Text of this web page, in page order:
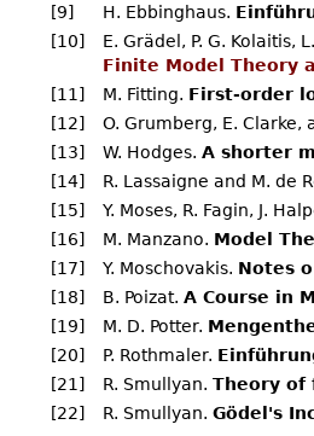
[9]
H. Ebbinghaus.
[10]
E. Grädel, P. G. Kolaitis,
Finite Model Theory
[11]
M. Fitting. First-order
[12]
O. Grumberg, E. Clarke,
[13]
W. Hodges. A shorter
[14]
R. Lassaigne and M. de
[15]
Y. Moses, R. Fagin, J.
[16]
M. Manzano. Model
[17]
Y. Moschovakis. Notes
[18]
B. Poizat. A Course in
[19]
M. D. Potter.
[20]
P. Rothmaler.
[21]
R. Smullyan. Theory of
[22]
R. Smullyan. Gödel's